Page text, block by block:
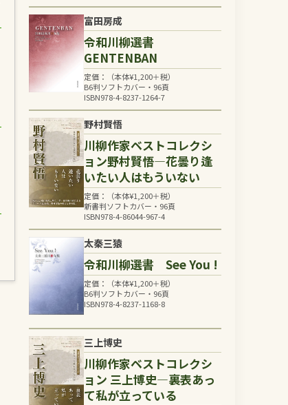
富田房成
令和川柳選書
GENTENBAN
定価：（本体¥1,200＋税）
B6判ソフトカバー・96頁
ISBN978-4-8237-1264-7
野村賢悟
川柳作家ベストコレクシ
ョン野村賢悟―花曇り逢
いたい人はもういない
定価：（本体¥1,200＋税）
新書判ソフトカバー・96頁
ISBN978-4-86044-967-4
太秦三猿
令和川柳選書 See You !
定価：（本体¥1,200＋税）
B6判ソフトカバー・96頁
ISBN978-4-8237-1168-8
三上博史
川柳作家ベストコレクシ
ョン 三上博史―裏表あっ
て私が立っている